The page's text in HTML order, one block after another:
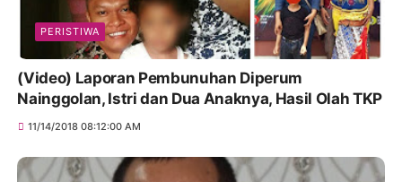
PERISTIWA
(Video) Laporan Pembunuhan Diperum
Nainggolan, Istri dan Dua Anaknya, Hasil Olah TKP
11/14/2018 08:12:00 AM